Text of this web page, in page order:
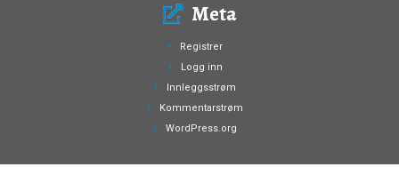
Meta
Registrer
Logg inn
Innleggsstrøm
Kommentarstrøm
WordPress.org